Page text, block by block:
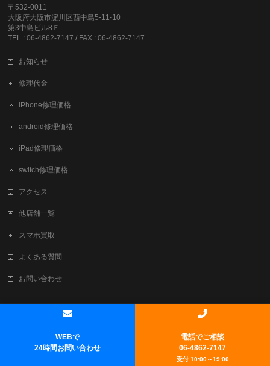
〒532-0011
大阪府大阪市淀川区西中島5-11-10
第3中島ビル8Ｆ
TEL : 06-4862-7147 / FAX : 06-4862-7147
お知らせ
修理代金
iPhone修理価格
android修理価格
iPad修理価格
switch修理価格
アクセス
他店舗一覧
スマホ買取
よくある質問
お問い合わせ
新大阪でiPhone修理・買取ならテレスマ新大阪/西中島店
Powered byWordPress Vektor,Inc.technology.
WEBで
24時間お問い合わせ
電話でご相談
06-4862-7147
受付 10:00～19:00